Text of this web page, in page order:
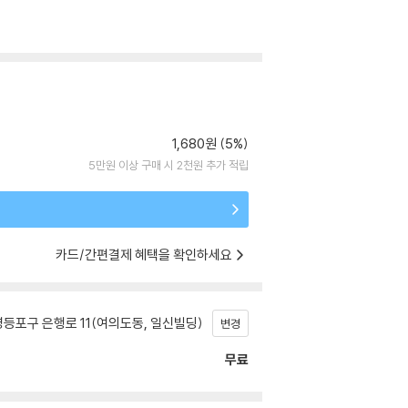
1,680원 (5%)
5만원 이상 구매 시 2천원 추가 적립
카드/간편결제 혜택을 확인하세요
포구 은행로 11(여의도동, 일신빌딩) 변경
무료